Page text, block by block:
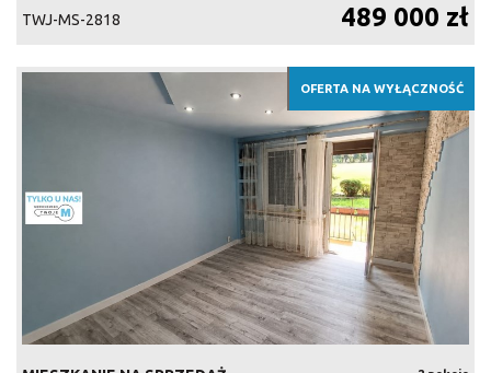
TWJ-MS-2818 489 000 zł
OFERTA NA WYŁĄCZNOŚĆ